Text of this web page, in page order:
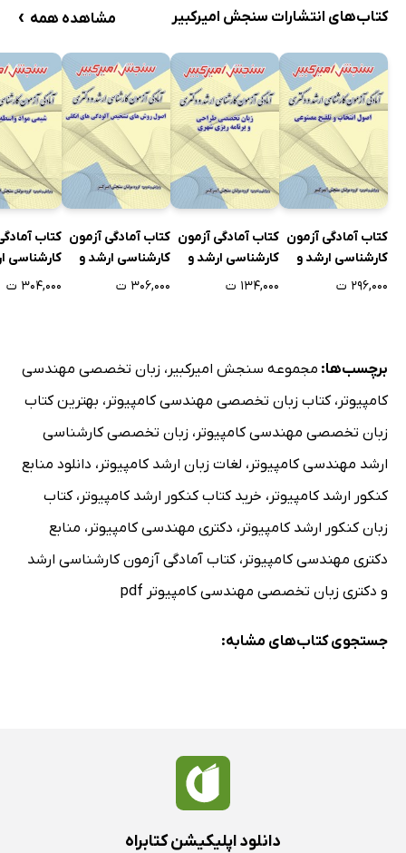
کتاب‌های انتشارات سنجش امیرکبیر مشاهده همه ›
کتاب آمادگی آزمون
کارشناسی ارشد و
دکتری اصول انتخاب
۲۹۶,۰۰۰ ت
کتاب آمادگی آزمون
کارشناسی ارشد و
دکتری زبان تخصصی
۱۳۴,۰۰۰ ت
کتاب آمادگی آزمون
کارشناسی ارشد و
دکتری اصول
۳۰۶,۰۰۰ ت
کتاب
کارشناسی
دکتری
۳۰۴,۰۰۰ ت
برچسب‌ها: مجموعه سنجش امیرکبیر ، زبان تخصصی مهندسی
کامپیوتر ،کتاب زبان تخصصی مهندسی کامپیوتر ، بهترین کتاب
زبان تخصصی مهندسی کامپیوتر ، زبان تخصصی کارشناسی
ارشد مهندسی کامپیوتر ، لغات زبان ارشد کامپیوتر ، دانلود منابع
کنکور ارشد کامپیوتر ، خرید کتاب کنکور ارشد کامپیوتر ،کتاب
زبان کنکور ارشد کامپیوتر ، دکتری مهندسی کامپیوتر ، منابع
دکتری مهندسی کامپیوتر ،کتاب آمادگی آزمون کارشناسی ارشد
و دکتری زبان تخصصی مهندسی کامپیوتر pdf
جستجوی کتاب‌های مشابه:
دانلود اپلیکیشن کتابراه